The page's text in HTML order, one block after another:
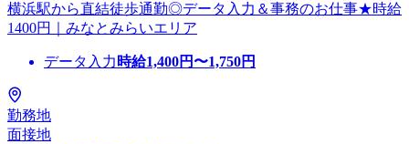
横浜駅から直結徒歩通勤◎データ入力＆事務のお仕事★時給
1400円｜みなとみらいエリア
データ入力 時給1,400円〜1,750円
勤務地
面接地